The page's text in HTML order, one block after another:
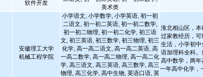
软件开发
美术类
安徽理工大学
机械工程学院
小学语文, 小学数学, 小学英语, 初一初
二语文, 初一初二英语, 初一初二数学,
初一初二物理, 初一初二化学, 初三语
文, 初三英语, 初三数学, 初三物理, 初三
化学, 高一高二语文, 高一高二英语, 高
一高二数学, 高一高二物理, 高一高二化
学, 高三语文, 高三英语, 高三数学, 高三
物理, 高三化学, 高中生物, 英语口语, 英
淮北相山区，
过家教经历，
生活，小学初
语加理科全科
高中数学，两年
一年高中化学，